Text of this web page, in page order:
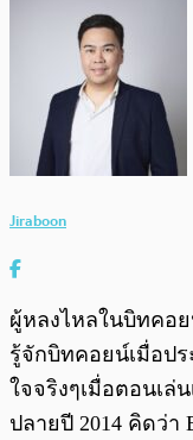
Jiraboon
ผู้หลงไหลในบิทคอย
รู้จักบิทคอยน์เมื่อป
ใจจริงๆเมื่อตอนเล่
ปลายปี 2014 คิดว่า